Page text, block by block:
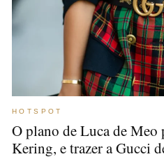
HOTSPOT
O plano de Luca de Meo
Kering, e trazer a Gucci